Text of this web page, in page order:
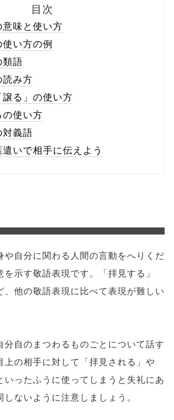
目次
意味と使い方
使い方の例
類語
読み方
る」の使い方
使い方
対義語
いで相手に伝えよう
や自分に関わる人間の言動をへりくだ
示す敬語表現です。「拝見する」
、他の敬語表現に比べて表現が難しい
分自のまつわるものごとについて話す
上の相手に対して「拝見される」や
いったふうに使ってしまうと失礼にあ
ないように注意しましょう。